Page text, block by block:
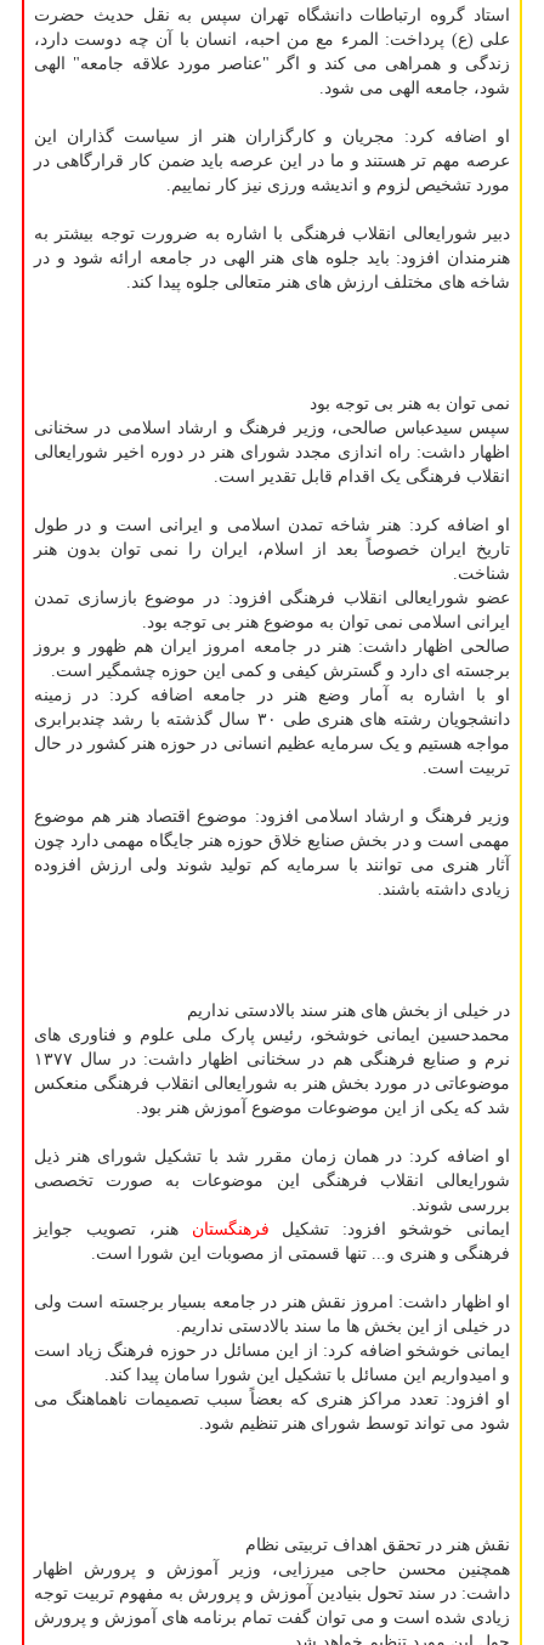
استاد گروه ارتباطات دانشگاه تهران سپس به نقل حدیث حضرت
علی (ع) پرداخت: المرء مع من احبه، انسان با آن چه دوست دارد،
زندگی و همراهی می کند و اگر "عناصر مورد علاقه جامعه" الهی
شود، جامعه الهی می شود.
او اضافه کرد: مجریان و کارگزاران هنر از سیاست گذاران این
عرصه مهم تر هستند و ما در این عرصه باید ضمن کار قرارگاهی در
مورد تشخیص لزوم و اندیشه ورزی نیز کار نماییم.
دبیر شورایعالی انقلاب فرهنگی با اشاره به ضرورت توجه بیشتر به
هنرمندان افزود: باید جلوه های هنر الهی در جامعه ارائه شود و در
شاخه های مختلف ارزش های هنر متعالی جلوه پیدا کند.
نمی توان به هنر بی توجه بود
سپس سیدعباس صالحی، وزیر فرهنگ و ارشاد اسلامی در سخنانی
اظهار داشت: راه اندازی مجدد شورای هنر در دوره اخیر شورایعالی
انقلاب فرهنگی یک اقدام قابل تقدیر است.
او اضافه کرد: هنر شاخه تمدن اسلامی و ایرانی است و در طول
تاریخ ایران خصوصاً بعد از اسلام، ایران را نمی توان بدون هنر
شناخت.
عضو شورایعالی انقلاب فرهنگی افزود: در موضوع بازسازی تمدن
ایرانی اسلامی نمی توان به موضوع هنر بی توجه بود.
صالحی اظهار داشت: هنر در جامعه امروز ایران هم ظهور و بروز
برجسته ای دارد و گسترش کیفی و کمی این حوزه چشمگیر است.
او با اشاره به آمار وضع هنر در جامعه اضافه کرد: در زمینه
دانشجویان رشته های هنری طی ۳۰ سال گذشته با رشد چندبرابری
مواجه هستیم و یک سرمایه عظیم انسانی در حوزه هنر کشور در حال
تربیت است.
وزیر فرهنگ و ارشاد اسلامی افزود: موضوع اقتصاد هنر هم موضوع
مهمی است و در بخش صنایع خلاق حوزه هنر جایگاه مهمی دارد چون
آثار هنری می توانند با سرمایه کم تولید شوند ولی ارزش افزوده
زیادی داشته باشند.
در خیلی از بخش های هنر سند بالادستی نداریم
محمدحسین ایمانی خوشخو، رئیس پارک ملی علوم و فناوری های
نرم و صنایع فرهنگی هم در سخنانی اظهار داشت: در سال ۱۳۷۷
موضوعاتی در مورد بخش هنر به شورایعالی انقلاب فرهنگی منعکس
شد که یکی از این موضوعات موضوع آموزش هنر بود.
او اضافه کرد: در همان زمان مقرر شد با تشکیل شورای هنر ذیل
شورایعالی انقلاب فرهنگی این موضوعات به صورت تخصصی
بررسی شوند.
ایمانی خوشخو افزود: تشکیل فرهنگستان هنر، تصویب جوایز
فرهنگی و هنری و... تنها قسمتی از مصوبات این شورا است.
او اظهار داشت: امروز نقش هنر در جامعه بسیار برجسته است ولی
در خیلی از این بخش ها ما سند بالادستی نداریم.
ایمانی خوشخو اضافه کرد: از این مسائل در حوزه فرهنگ زیاد است
و امیدواریم این مسائل با تشکیل این شورا سامان پیدا کند.
او افزود: تعدد مراکز هنری که بعضاً سبب تصمیمات ناهماهنگ می
شود می تواند توسط شورای هنر تنظیم شود.
نقش هنر در تحقق اهداف تربیتی نظام
همچنین محسن حاجی میرزایی، وزیر آموزش و پرورش اظهار
داشت: در سند تحول بنیادین آموزش و پرورش به مفهوم تربیت توجه
زیادی شده است و می توان گفت تمام برنامه های آموزش و پرورش